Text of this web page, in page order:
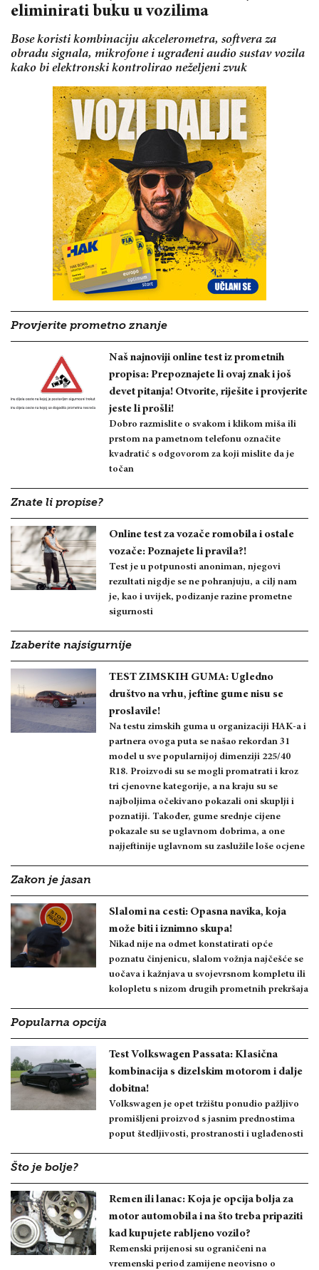
eliminirati buku u vozilima
Bose koristi kombinaciju akcelerometra, softvera za
obradu signala, mikrofone i ugrađeni audio sustav vozila
kako bi elektronski kontrolirao neželjeni zvuk
Provjerite prometno znanje
Naš najnoviji online test iz prometnih
propisa: Prepoznajete li ovaj znak i još
devet pitanja! Otvorite, riješite i provjerite
jeste li prošli!
Dobro razmislite o svakom i klikom miša ili
prstom na pametnom telefonu označite
kvadratić s odgovorom za koji mislite da je
točan
Znate li propise?
Online test za vozače romobila i ostale
vozače: Poznajete li pravila?!
Test je u potpunosti anoniman, njegovi
rezultati nigdje se ne pohranjuju, a cilj nam
je, kao i uvijek, podizanje razine prometne
sigurnosti
Izaberite najsigurnije
TEST ZIMSKIH GUMA: Ugledno
društvo na vrhu, jeftine gume nisu se
proslavile!
Na testu zimskih guma u organizaciji HAK-a i
partnera ovoga puta se našao rekordan 31
model u sve popularnijoj dimenziji 225/40
R18. Proizvodi su se mogli promatrati i kroz
tri cjenovne kategorije, a na kraju su se
najboljima očekivano pokazali oni skuplji i
poznatiji. Također, gume srednje cijene
pokazale su se uglavnom dobrima, a one
najjeftinije uglavnom su zaslužile loše ocjene
Zakon je jasan
Slalomi na cesti: Opasna navika, koja
može biti i iznimno skupa!
Nikad nije na odmet konstatirati opće
poznatu činjenicu, slalom vožnja najčešće se
uočava i kažnjava u svojevrsnom kompletu ili
kolopletu s nizom drugih prometnih prekršaja
Popularna opcija
Test Volkswagen Passata: Klasična
kombinacija s dizelskim motorom i dalje
dobitna!
Volkswagen je opet tržištu ponudio pažljivo
promišljeni proizvod s jasnim prednostima
poput štedljivosti, prostranosti i uglađenosti
Što je bolje?
Remen ili lanac: Koja je opcija bolja za
motor automobila i na što treba pripaziti
kad kupujete rabljeno vozilo?
Remenski prijenosi su ograničeni na
vremenski period zamijene neovisno o